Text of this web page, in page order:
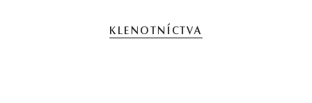
KLENOTNÍCTVA